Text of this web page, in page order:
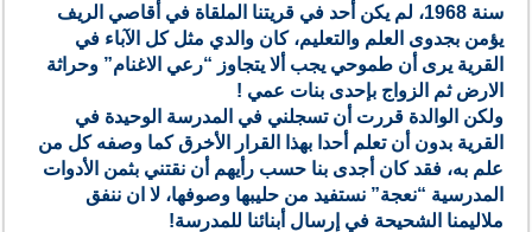
سنة 1968، لم يكن أحد في قريتنا الملقاة في أقاصي الريف
يؤمن بجدوى العلم والتعليم، كان والدي مثل كل الآباء في
القرية يرى أن طموحي يجب ألا يتجاوز “رعي الاغنام” وحراثة
الارض ثم الزواج بإحدى بنات عمي !
ولكن الوالدة قررت أن تسجلني في المدرسة الوحيدة في
القرية بدون أن تعلم أحدا بهذا القرار الأخرق كما وصفه كل من
علم به، فقد كان أجدى بنا حسب رأيهم أن نقتني بثمن الأدوات
المدرسية “نعجة” نستفيد من حليبها وصوفها، لا ان ننفق
ملاليمنا الشحيحة في إرسال أبنائنا للمدرسة!